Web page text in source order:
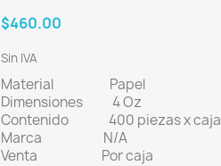
$460.00
Sin IVA
Material Papel
Dimensiones 4 Oz
Contenido 400 piezas x caja
Marca N/A
Venta Por caja